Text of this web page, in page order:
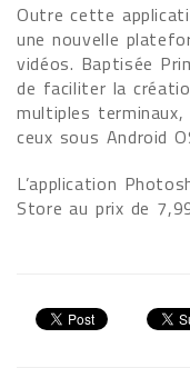
Outre cette
une nouvelle
vidéos. Baptisée
de faciliter la
multiples
ceux sous Android
L’application
Store au prix de